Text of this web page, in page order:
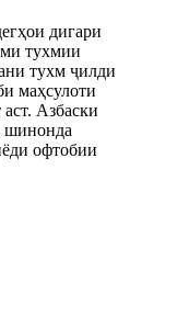
дигари
тухмии
тухм ҷилди
маҳсулоти
Азбаски
шинонда
офтобии